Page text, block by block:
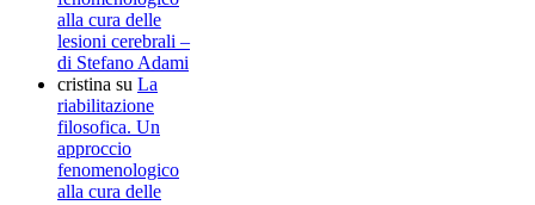
alla cura delle
lesioni cerebrali –
di Stefano Adami
cristina su La
riabilitazione
filosofica. Un
approccio
fenomenologico
alla cura delle